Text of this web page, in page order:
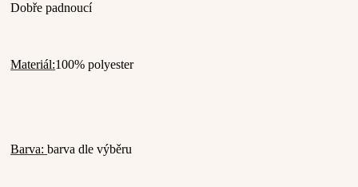
Dobře padnoucí
Materiál:100% polyester
Barva:barva dle výběru